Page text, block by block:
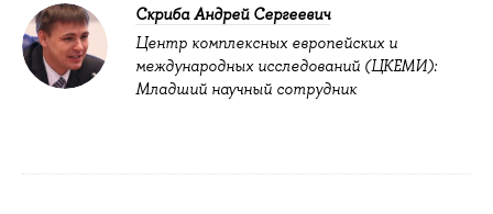
Скриба Андрей Сергеевич
Центр комплексных европейских и
международных исследований (ЦКЕМИ):
Младший научный сотрудник